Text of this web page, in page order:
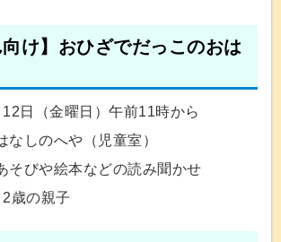
向け】おひざでだっこのおは
12日（金曜日）午前11時から
なしのへや（児童室）
そびや絵本などの読み聞かせ
歳の親子